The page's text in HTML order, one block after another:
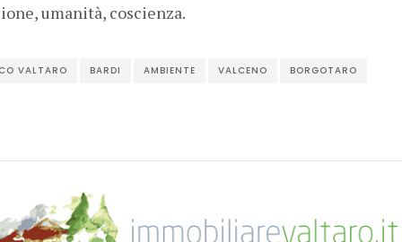
umanità, coscienza.
VALTARO BARDI AMBIENTE VALCENO BORGOTARO